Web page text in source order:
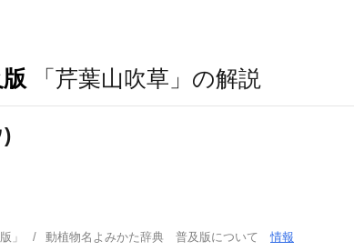
「芹葉山吹草」の解説
)
」 動植物名よみかた辞典 普及版について情報